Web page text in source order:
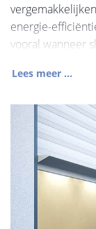
energie-
vooral wanneer
Lees meer ...